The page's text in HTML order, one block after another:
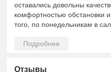
оставались довольны
комфортностью обстановки
того, по понедельникам в
сервиса.
организовать маленький
Отзывы